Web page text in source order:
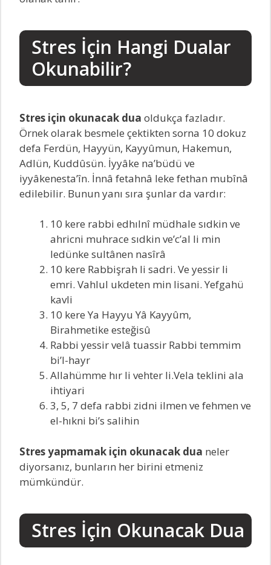
Stres İçin Hangi Dualar
Okunabilir?
Stres için okunacak dua oldukça fazladır.
Örnek olarak besmele çektikten sorna 10 dokuz
defa Ferdün, Hayyün, Kayyûmun, Hakemun,
Adlün, Kuddûsün. İyyâke na’büdü ve
iyyâkenesta’în. İnnâ fetahnâ leke fethan mubînâ
edilebilir. Bunun yanı sıra şunlar da vardır:
10 kere rabbi edhılnî müdhale sıdkin ve
ahricni muhrace sıdkin ve’c’al li min
ledünke sultânen nasîrâ
10 kere Rabbişrah li sadri. Ve yessir li
emri. Vahlul ukdeten min lisani. Yefgahü
kavli
10 kere Ya Hayyu Yâ Kayyûm,
Birahmetike esteğisû
Rabbi yessir velâ tuassir Rabbi temmim
bi’l-hayr
Allahümme hır li vehter li.Vela teklini ala
ihtiyari
3, 5, 7 defa rabbi zidni ilmen ve fehmen ve
el-hıkni bi’s salihin
Stres yapmamak için okunacak dua neler
diyorsanız, bunların her birini etmeniz
mümkündür.
Stres İçin Okunacak Dua